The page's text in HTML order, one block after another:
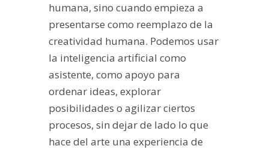
humana, sino cuando empieza a
presentarse como reemplazo de la
creatividad humana. Podemos usar
la inteligencia artificial como
asistente, como apoyo para
ordenar ideas, explorar
posibilidades o agilizar ciertos
procesos, sin dejar de lado lo que
hace del arte una experiencia de